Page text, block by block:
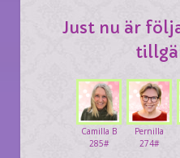
Just nu är
Pernilla
274#
Camilla B
285#